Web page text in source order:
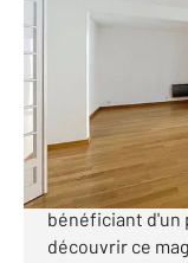
Ref : 15343
457
ROND POINT
résidence de
bénéficiant d'un
découvrir ce